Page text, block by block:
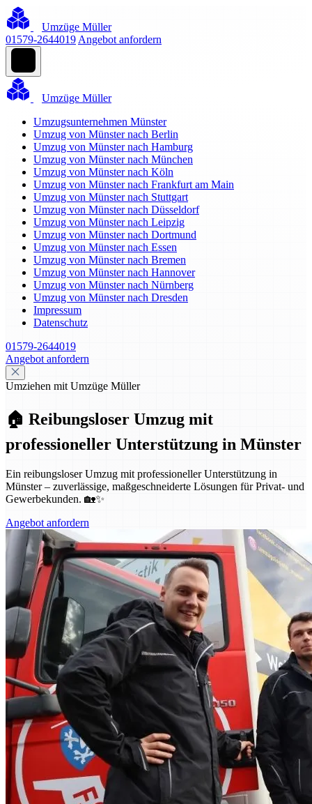
Umzüge Müller
01579-2644019 Angebot anfordern
Umzüge Müller
Umzugsunternehmen Münster
Umzug von Münster nach Berlin
Umzug von Münster nach Hamburg
Umzug von Münster nach München
Umzug von Münster nach Köln
Umzug von Münster nach Frankfurt am Main
Umzug von Münster nach Stuttgart
Umzug von Münster nach Düsseldorf
Umzug von Münster nach Leipzig
Umzug von Münster nach Dortmund
Umzug von Münster nach Essen
Umzug von Münster nach Bremen
Umzug von Münster nach Hannover
Umzug von Münster nach Nürnberg
Umzug von Münster nach Dresden
Impressum
Datenschutz
01579-2644019
Angebot anfordern
Umziehen mit Umzüge Müller
🏠 Reibungsloser Umzug mit
professioneller Unterstützung in Münster
Ein reibungsloser Umzug mit professioneller Unterstützung in
Münster – zuverlässige, maßgeschneiderte Lösungen für Privat- und
Gewerbekunden. 🏡✨
Angebot anfordern